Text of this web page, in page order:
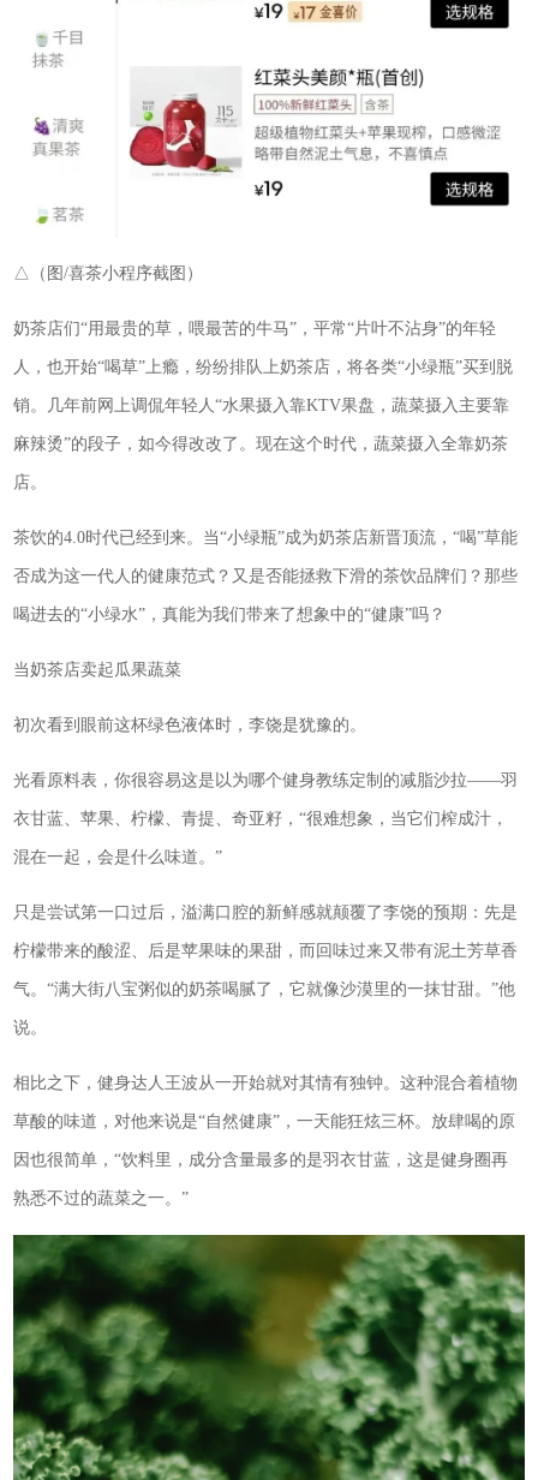
△（图/喜茶小程序截图）
奶茶店们“用最贵的草，喂最苦的牛马”，平常“片叶不沾身”的年轻
人，也开始“喝草”上瘾，纷纷排队上奶茶店，将各类“小绿瓶”买到脱
销。几年前网上调侃年轻人“水果摄入靠KTV果盘，蔬菜摄入主要靠
麻辣烫”的段子，如今得改改了。现在这个时代，蔬菜摄入全靠奶茶
店。
茶饮的4.0时代已经到来。当“小绿瓶”成为奶茶店新晋顶流，“喝”草能
否成为这一代人的健康范式？又是否能拯救下滑的茶饮品牌们？那些
喝进去的“小绿水”，真能为我们带来了想象中的“健康”吗？
当奶茶店卖起瓜果蔬菜
初次看到眼前这杯绿色液体时，李饶是犹豫的。
光看原料表，你很容易这是以为哪个健身教练定制的减脂沙拉——羽
衣甘蓝、苹果、柠檬、青提、奇亚籽，“很难想象，当它们榨成汁，
混在一起，会是什么味道。”
只是尝试第一口过后，溢满口腔的新鲜感就颠覆了李饶的预期：先是
柠檬带来的酸涩、后是苹果味的果甜，而回味过来又带有泥土芳草香
气。“满大街八宝粥似的奶茶喝腻了，它就像沙漠里的一抹甘甜。”他
说。
相比之下，健身达人王波从一开始就对其情有独钟。这种混合着植物
草酸的味道，对他来说是“自然健康”，一天能狂炫三杯。放肆喝的原
因也很简单，“饮料里，成分含量最多的是羽衣甘蓝，这是健身圈再
熟悉不过的蔬菜之一。”